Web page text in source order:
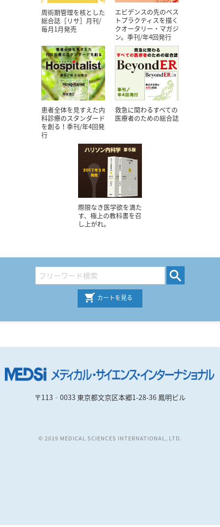
周術期管理を核とした
総合誌［リサ］月刊/
毎月1月発売
エビデンスの先のベス
トプラクティスを描く
クオータリー・マガジ
ン。季刊/年4回発行
患者全体を見すえた内
科診療のスタンダード
を創る！季刊/年4回発
行
救急に関わるすべての
医療者のための総合誌
際限なき医学欲を満た
す、極上の教科書を召
し上がれ。
カートを見る
〒113‐0033 東京都文京区本郷1-28-36 鳳明ビル
© 2019 MEDICAL SCIENCES INTERNATIONAL, LTD.